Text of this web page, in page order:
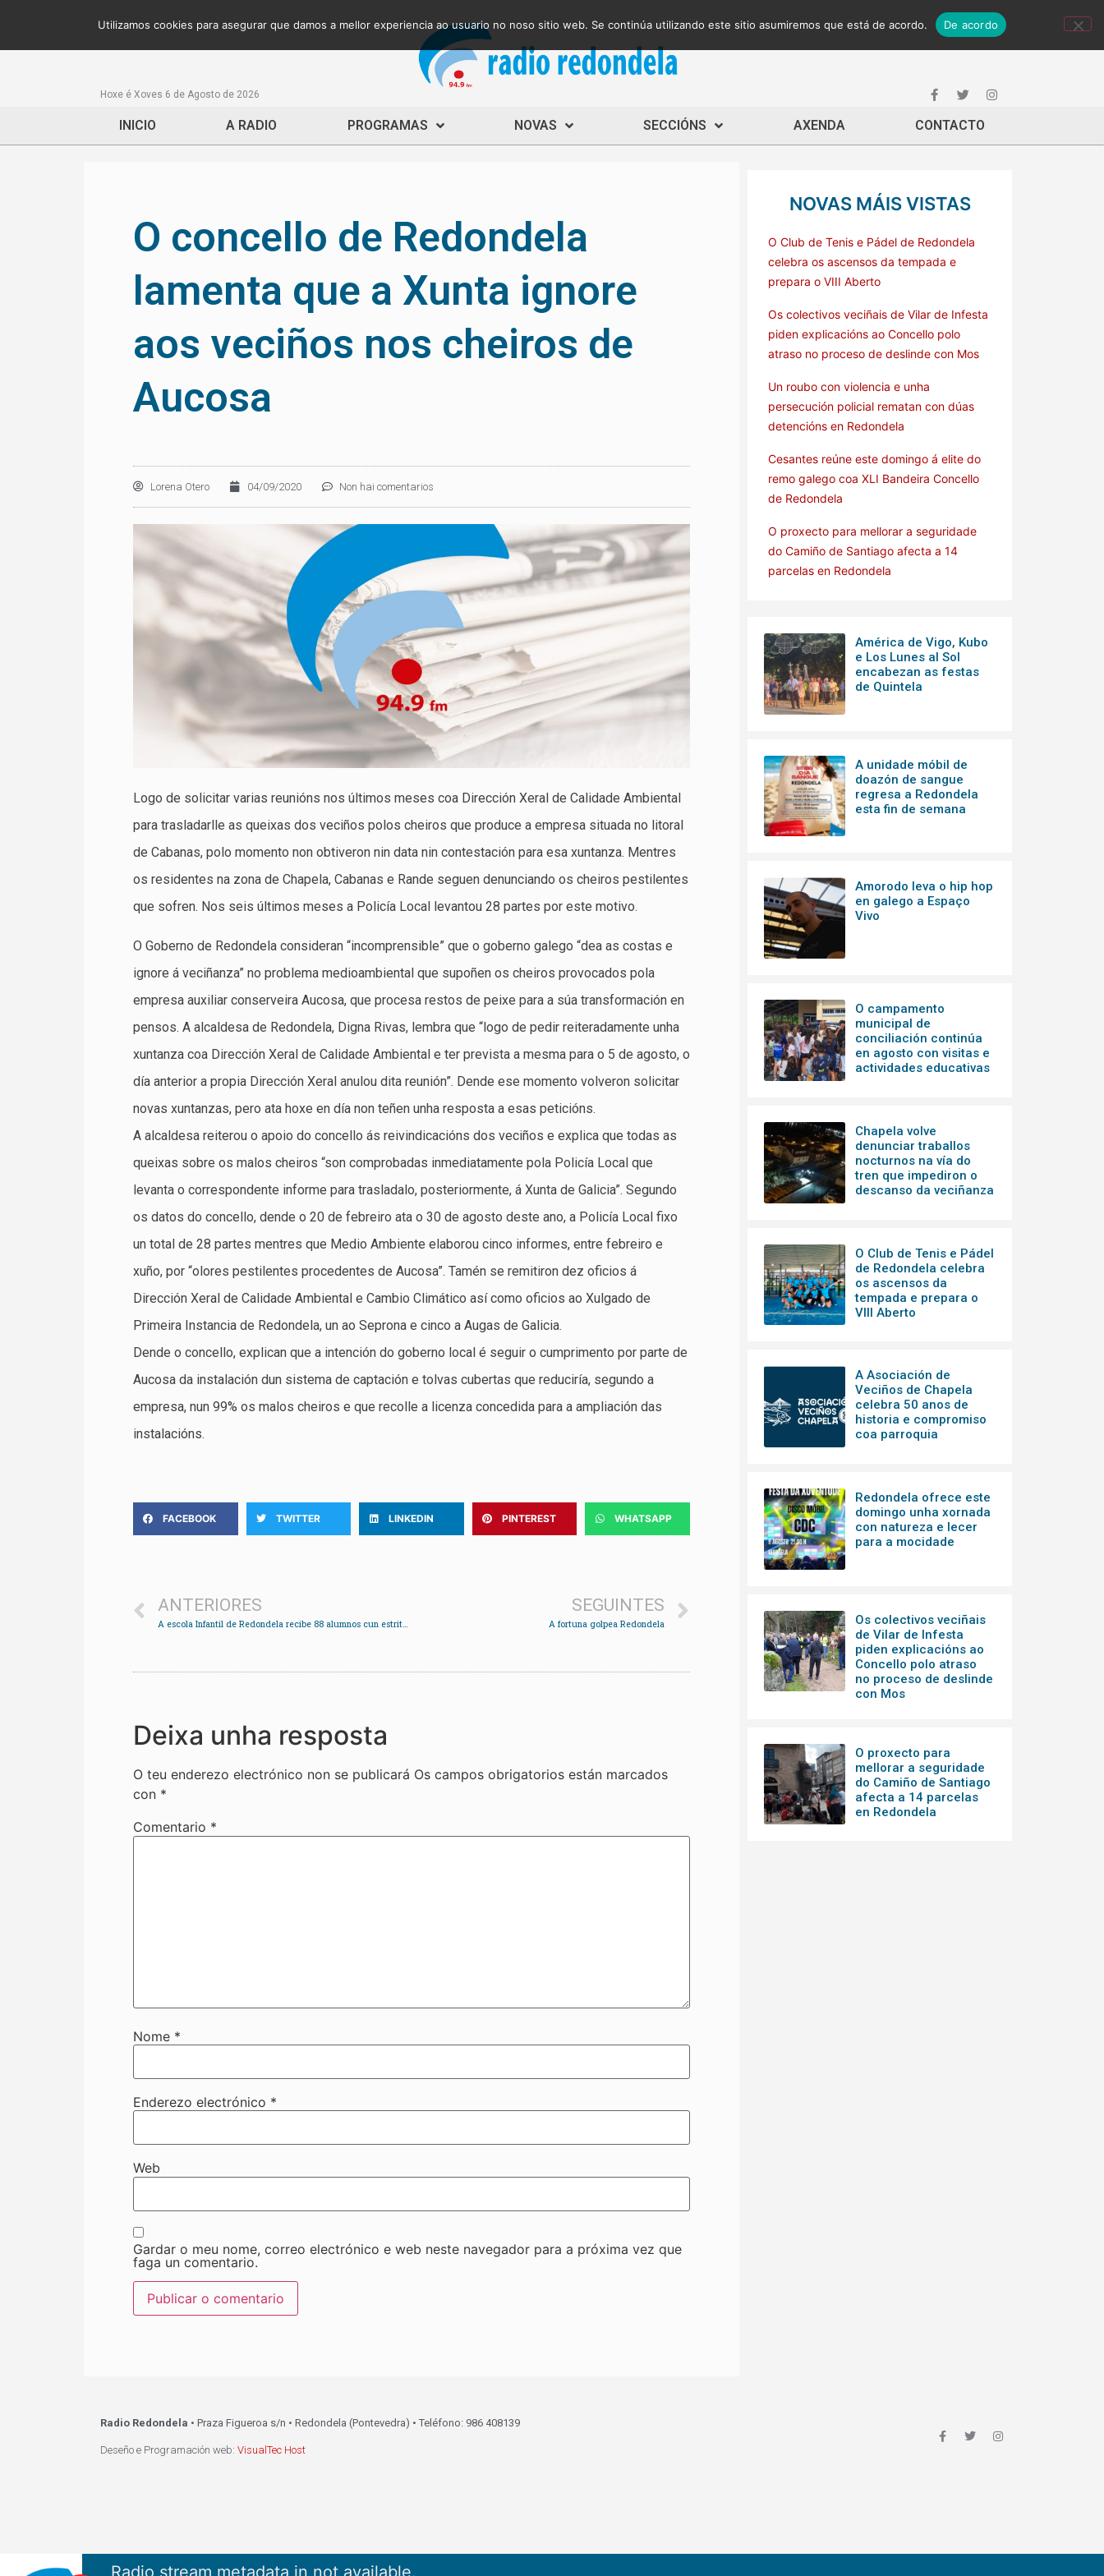
Hoxe é Xoves 6 de Agosto de 2026
INICIO A RADIO PROGRAMAS NOVAS SECCIÓNS AXENDA CONTACTO
O concello de Redondela
lamenta que a Xunta ignore
aos veciños nos cheiros de
Aucosa
Lorena Otero 04/09/2020 Non hai comentarios
Logo de solicitar varias reunións nos últimos meses coa Dirección Xeral de Calidade Ambiental
para trasladarlle as queixas dos veciños polos cheiros que produce a empresa situada no litoral
de Cabanas, polo momento non obtiveron nin data nin contestación para esa xuntanza. Mentres
os residentes na zona de Chapela, Cabanas e Rande seguen denunciando os cheiros pestilentes
que sofren. Nos seis últimos meses a Policía Local levantou 28 partes por este motivo.
O Goberno de Redondela consideran “incomprensible” que o goberno galego “dea as costas e
ignore á veciñanza” no problema medioambiental que supoñen os cheiros provocados pola
empresa auxiliar conserveira Aucosa, que procesa restos de peixe para a súa transformación en
pensos. A alcaldesa de Redondela, Digna Rivas, lembra que “logo de pedir reiteradamente unha
xuntanza coa Dirección Xeral de Calidade Ambiental e ter prevista a mesma para o 5 de agosto, o
día anterior a propia Dirección Xeral anulou dita reunión”. Dende ese momento volveron solicitar
novas xuntanzas, pero ata hoxe en día non teñen unha resposta a esas peticións.
A alcaldesa reiterou o apoio do concello ás reivindicacións dos veciños e explica que todas as
queixas sobre os malos cheiros “son comprobadas inmediatamente pola Policía Local que
levanta o correspondente informe para trasladalo, posteriormente, á Xunta de Galicia”. Segundo
os datos do concello, dende o 20 de febreiro ata o 30 de agosto deste ano, a Policía Local fixo
un total de 28 partes mentres que Medio Ambiente elaborou cinco informes, entre febreiro e
xuño, por “olores pestilentes procedentes de Aucosa”. Tamén se remitiron dez oficios á
Dirección Xeral de Calidade Ambiental e Cambio Climático así como oficios ao Xulgado de
Primeira Instancia de Redondela, un ao Seprona e cinco a Augas de Galicia.
Dende o concello, explican que a intención do goberno local é seguir o cumprimento por parte de
Aucosa da instalación dun sistema de captación e tolvas cubertas que reduciría, segundo a
empresa, nun 99% os malos cheiros e que recolle a licenza concedida para a ampliación das
instalacións.
FACEBOOK TWITTER LINKEDIN PINTEREST WHATSAPP
ANTERIORES
A escola Infantil de Redondela recibe 88 alumnos cun estrito protocolo antiCovid
SEGUINTES
A fortuna golpea Redondela
Deixa unha resposta
O teu enderezo electrónico non se publicará Os campos obrigatorios están marcados
con *
Comentario *
Nome *
Enderezo electrónico *
Web
Gardar o meu nome, correo electrónico e web neste navegador para a próxima vez que
faga un comentario.
NOVAS MÁIS VISTAS
O Club de Tenis e Pádel de Redondela
celebra os ascensos da tempada e
prepara o VIII Aberto
Os colectivos veciñais de Vilar de Infesta
piden explicacións ao Concello polo
atraso no proceso de deslinde con Mos
Un roubo con violencia e unha
persecución policial rematan con dúas
detencións en Redondela
Cesantes reúne este domingo á elite do
remo galego coa XLI Bandeira Concello
de Redondela
O proxecto para mellorar a seguridade
do Camiño de Santiago afecta a 14
parcelas en Redondela
América de Vigo, Kubo
e Los Lunes al Sol
encabezan as festas
de Quintela
A unidade móbil de
doazón de sangue
regresa a Redondela
esta fin de semana
Amorodo leva o hip hop
en galego a Espaço
Vivo
O campamento
municipal de
conciliación continúa
en agosto con visitas e
actividades educativas
Chapela volve
denunciar traballos
nocturnos na vía do
tren que impediron o
descanso da veciñanza
O Club de Tenis e Pádel
de Redondela celebra
os ascensos da
tempada e prepara o
VIII Aberto
A Asociación de
Veciños de Chapela
celebra 50 anos de
historia e compromiso
coa parroquia
Redondela ofrece este
domingo unha xornada
con natureza e lecer
para a mocidade
Os colectivos veciñais
de Vilar de Infesta
piden explicacións ao
Concello polo atraso
no proceso de deslinde
con Mos
O proxecto para
mellorar a seguridade
do Camiño de Santiago
afecta a 14 parcelas
en Redondela
Radio Redondela • Praza Figueroa s/n • Redondela (Pontevedra) • Teléfono: 986 408139
Deseño e Programación web: VisualTec Host
Utilizamos cookies para asegurar que damos a mellor experiencia ao usuario no noso sitio web. Se continúa utilizando este sitio asumiremos que está de acordo. De acordo
Radio stream metadata in not available.